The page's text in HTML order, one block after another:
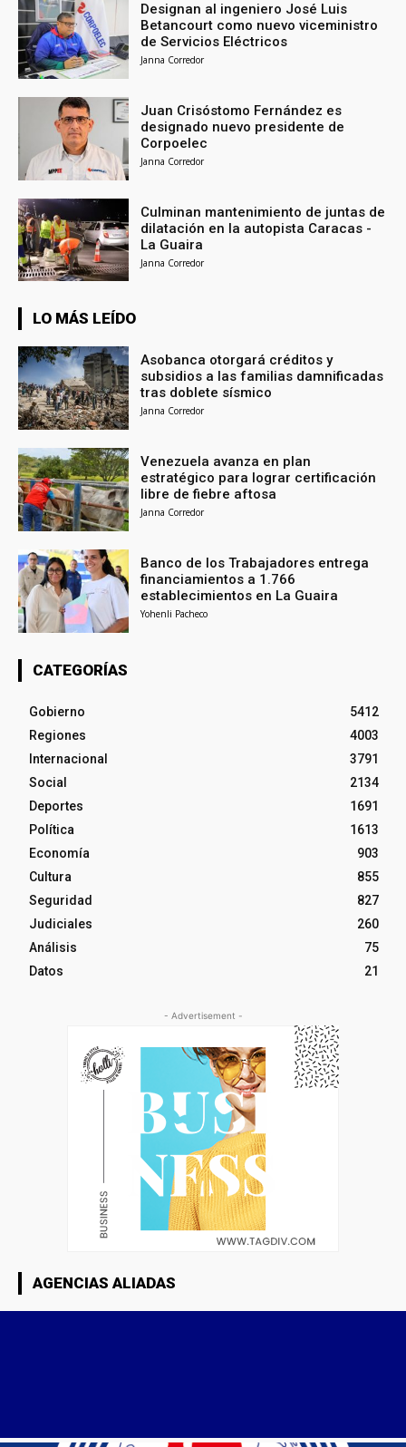
Designan al ingeniero José Luis
Betancourt como nuevo viceministro
de Servicios Eléctricos
Janna Corredor
Juan Crisóstomo Fernández es
designado nuevo presidente de
Corpoelec
Janna Corredor
Culminan mantenimiento de juntas de
dilatación en la autopista Caracas -
La Guaira
Janna Corredor
LO MÁS LEÍDO
Asobanca otorgará créditos y
subsidios a las familias damnificadas
tras doblete sísmico
Janna Corredor
Venezuela avanza en plan
estratégico para lograr certificación
libre de fiebre aftosa
Janna Corredor
Banco de los Trabajadores entrega
financiamientos a 1.766
establecimientos en La Guaira
Yohenli Pacheco
CATEGORÍAS
Gobierno
5412
Regiones
4003
Internacional
3791
Social
2134
Deportes
1691
Política
1613
Economía
903
Cultura
855
Seguridad
827
Judiciales
260
Análisis
75
Datos
21
- Advertisement -
AGENCIAS ALIADAS